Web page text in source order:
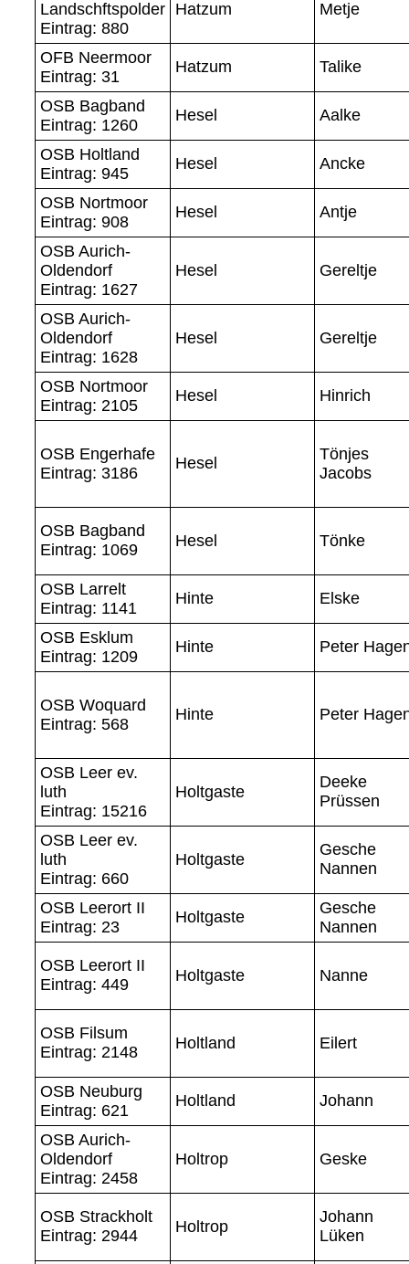
Landschftspolder
Eintrag: 880
Hatzum Metje
OFB Neermoor
Eintrag: 31
Hatzum Talike
OSB Bagband
Eintrag: 1260
Hesel Aalke
OSB Holtland
Eintrag: 945
Hesel Ancke
OSB Nortmoor
Eintrag: 908
Hesel Antje
OSB Aurich-
Oldendorf
Eintrag: 1627
Hesel Gereltje
OSB Aurich-
Oldendorf
Eintrag: 1628
Hesel Gereltje
OSB Nortmoor
Eintrag: 2105
Hesel Hinrich
OSB Engerhafe
Eintrag: 3186
Hesel
Tönjes
Jacobs
OSB Bagband
Eintrag: 1069
Hesel Tönke
OSB Larrelt
Eintrag: 1141
Hinte Elske
OSB Esklum
Eintrag: 1209
Hinte Peter
OSB Woquard
Eintrag: 568
Hinte Peter
OSB Leer ev.
luth
Eintrag: 15216
Holtgaste
Deeke
Prüssen
OSB Leer ev.
luth
Eintrag: 660
Holtgaste
Gesche
Nannen
OSB Leerort II
Eintrag: 23
Holtgaste
Gesche
Nannen
OSB Leerort II
Eintrag: 449
Holtgaste Nanne
OSB Filsum
Eintrag: 2148
Holtland Eilert
OSB Neuburg
Eintrag: 621
Holtland Johann
OSB Aurich-
Oldendorf
Eintrag: 2458
Holtrop Geske
OSB Strackholt
Eintrag: 2944
Holtrop
Johann
Lüken